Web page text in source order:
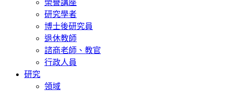
榮譽講座
研究學者
博士後研究員
退休教師
諮商老師、教官
行政人員
研究
領域